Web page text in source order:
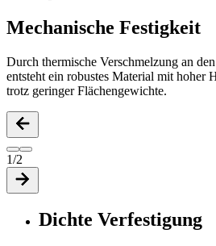
Mechanische Festigkeit
Durch thermische Verschmelzung an
entsteht ein robustes Material mit hoher
trotz geringer Flächengewichte.
1/2
Dichte Verfestigung